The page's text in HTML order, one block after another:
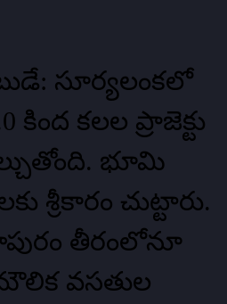
సూర్యలంకలో
కింద కలల ప్రాజెక్టు
భూమి
శ్రీకారం చుట్టారు.
తీరంలోనూ
వసతుల